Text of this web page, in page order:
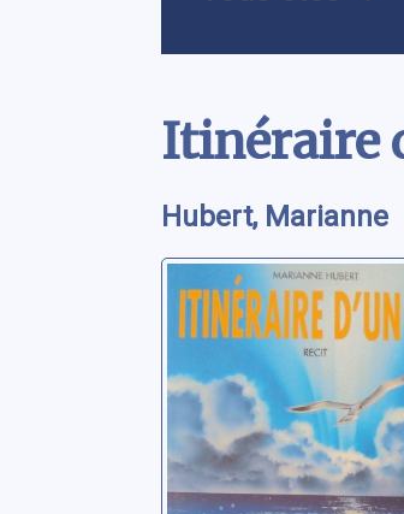
Itinéraire
Hubert, Marianne